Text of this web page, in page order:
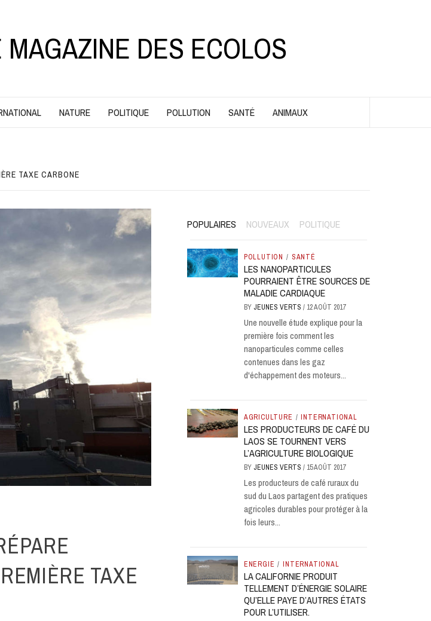
DES ECOLOS
NATURE POLITIQUE POLLUTION SANTÉ ANIMAUX
TAXE CARBONE
TAXE
POPULAIRES NOUVEAUX POLITIQUE
POLLUTION / SANTÉ
LES NANOPARTICULES
POURRAIENT ÊTRE SOURCES DE
MALADIE CARDIAQUE
BY JEUNES VERTS / 12 AOÛT 2017
Une nouvelle étude explique pour la
première fois comment les
nanoparticules comme celles
contenues dans les gaz
d'échappement des moteurs...
AGRICULTURE / INTERNATIONAL
LES PRODUCTEURS DE CAFÉ DU
LAOS SE TOURNENT VERS
L’AGRICULTURE BIOLOGIQUE
BY JEUNES VERTS / 15 AOÛT 2017
Les producteurs de café ruraux du
sud du Laos partagent des pratiques
agricoles durables pour protéger à la
fois leurs...
ENERGIE / INTERNATIONAL
LA CALIFORNIE PRODUIT
TELLEMENT D’ÉNERGIE SOLAIRE
QU’ELLE PAYE D’AUTRES ÉTATS
POUR L’UTILISER.